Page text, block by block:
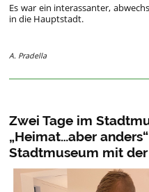
Es war ein interassanter,
in die Hauptstadt.
A. Pradella
Zwei Tage im
„Heimat…aber
Stadtmuseum mit